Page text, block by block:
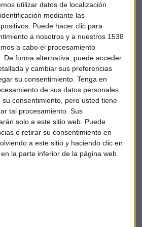
utilizar datos de localización
mediante las
Puede hacer clic para
a nosotros y a nuestros 1538
a cabo el procesamiento
De forma alternativa, puede acceder
y cambiar sus preferencias
su consentimiento. Tenga en
de sus datos personales
consentimiento, pero usted tiene
tal procesamiento. Sus
solo a este sitio web. Puede
o retirar su consentimiento en
a este sitio y haciendo clic en
la parte inferior de la página web.
Cellnex, con un recorte del
un descenso del 1,47%.
Ibex Mercados
a nuestros boletines